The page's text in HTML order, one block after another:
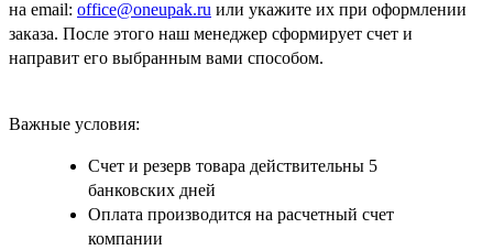
на email: office@oneupak.ru или укажите их при оформлении
заказа. После этого наш менеджер сформирует счет и
направит его выбранным вами способом.
Важные условия:
Счет и резерв товара действительны 5
банковских дней
Оплата производится на расчетный счет
компании